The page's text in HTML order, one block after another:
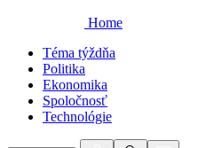
Home
Téma týždňa
Politika
Ekonomika
Spoločnosť
Technológie